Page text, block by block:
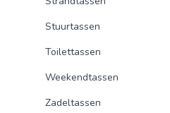
Stuurtassen
Toilettassen
Weekendtassen
Zadeltassen